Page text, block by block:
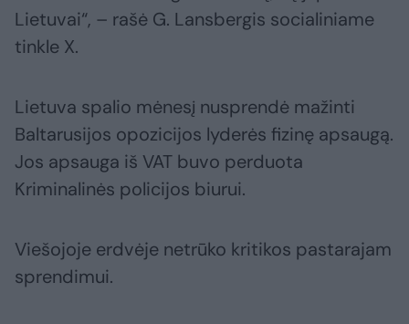
Lietuvai“, – rašė G. Lansbergis socialiniame
tinkle X.
Lietuva spalio mėnesį nusprendė mažinti
Baltarusijos opozicijos lyderės fizinę apsaugą.
Jos apsauga iš VAT buvo perduota
Kriminalinės policijos biurui.
Viešojoje erdvėje netrūko kritikos pastarajam
sprendimui.